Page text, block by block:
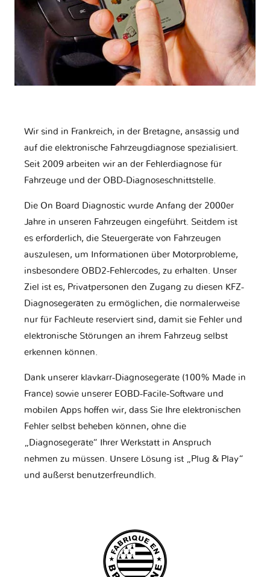
Wir sind in Frankreich, in der Bretagne, ansässig und
auf die elektronische Fahrzeugdiagnose spezialisiert.
Seit 2009 arbeiten wir an der Fehlerdiagnose für
Fahrzeuge und der OBD-Diagnoseschnittstelle.
Die On Board Diagnostic wurde Anfang der 2000er
Jahre in unseren Fahrzeugen eingeführt. Seitdem ist
es erforderlich, die Steuergeräte von Fahrzeugen
auszulesen, um Informationen über Motorprobleme,
insbesondere OBD2-Fehlercodes, zu erhalten. Unser
Ziel ist es, Privatpersonen den Zugang zu diesen KFZ-
Diagnosegeräten zu ermöglichen, die normalerweise
nur für Fachleute reserviert sind, damit sie Fehler und
elektronische Störungen an ihrem Fahrzeug selbst
erkennen können.
Dank unserer klavkarr-Diagnosegeräte (100% Made in
France) sowie unserer EOBD-Facile-Software und
mobilen Apps hoffen wir, dass Sie Ihre elektronischen
Fehler selbst beheben können, ohne die
„Diagnosegeräte“ Ihrer Werkstatt in Anspruch
nehmen zu müssen. Unsere Lösung ist „Plug & Play“
und äußerst benutzerfreundlich.